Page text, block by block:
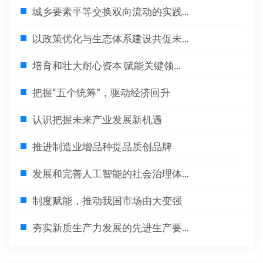
城乡要素平等交换双向流动的实践...
以政策优化与生态体系建设共促未...
培育和壮大耐心资本 赋能关键领...
把握“五个统筹”，驱动经济回升
认识把握未来产业发展新机遇
推进制造业增品种提品质创品牌
发展和完善人工智能的社会治理体...
制度赋能，推动我国市场由大变强
夯实新质生产力发展的先进生产要...